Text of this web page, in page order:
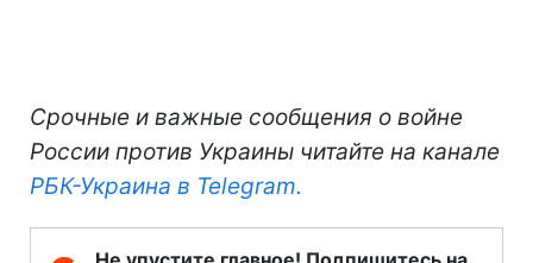
Срочные и важные сообщения о войне
России против Украины читайте на канале
РБК-Украина в Telegram.